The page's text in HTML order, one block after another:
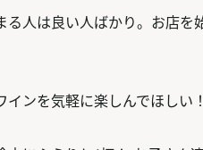
る人は良い人ばかり。お店
インを気軽に楽しんでほし